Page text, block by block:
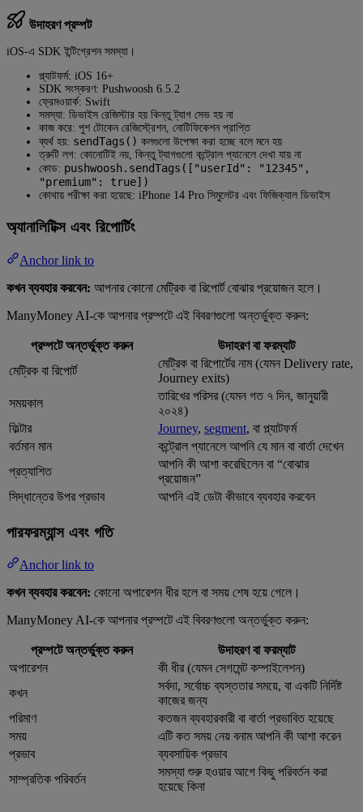
উদাহরণ প্রম্পট
iOS-এ SDK ইন্টিগ্রেশন সমস্যা।
প্ল্যাটফর্ম: iOS 16+
SDK সংস্করণ: Pushwoosh 6.5.2
ফ্রেমওয়ার্ক: Swift
সমস্যা: ডিভাইস রেজিস্টার হয় কিন্তু ট্যাগ সেভ হয় না
কাজ করে: পুশ টোকেন রেজিস্ট্রেশন, নোটিফিকেশন প্রাপ্তি
ব্যর্থ হয়: sendTags() কলগুলো উপেক্ষা করা হচ্ছে বলে মনে হয়
ত্রুটি লগ: কোনোটিই নয়, কিন্তু ট্যাগগুলো কন্ট্রোল প্যানেলে দেখা যায় না
কোড: pushwoosh.sendTags(["userId": "12345",
"premium": true])
কোথায় পরীক্ষা করা হয়েছে: iPhone 14 Pro সিমুলেটর এবং ফিজিক্যাল ডিভাইস
অ্যানালিটিক্স এবং রিপোর্টিং
Anchor link to
কখন ব্যবহার করবেন: আপনার কোনো মেট্রিক বা রিপোর্ট বোঝার প্রয়োজন হলে।
ManyMoney AI-কে আপনার প্রম্পটে এই বিবরণগুলো অন্তর্ভুক্ত করুন:
প্রম্পটে অন্তর্ভুক্ত করুন
উদাহরণ বা ফরম্যাট
মেট্রিক বা রিপোর্ট
মেট্রিক বা রিপোর্টের নাম (যেমন Delivery rate,
Journey exits)
সময়কাল
তারিখের পরিসর (যেমন গত ৭ দিন, জানুয়ারী
২০২৪)
ফিল্টার
Journey, segment, বা প্ল্যাটফর্ম
বর্তমান মান
কন্ট্রোল প্যানেলে আপনি যে মান বা বার্তা দেখেন
প্রত্যাশিত
আপনি কী আশা করেছিলেন বা “বোঝার
প্রয়োজন”
সিদ্ধান্তের উপর প্রভাব
আপনি এই ডেটা কীভাবে ব্যবহার করবেন
পারফরম্যান্স এবং গতি
Anchor link to
কখন ব্যবহার করবেন: কোনো অপারেশন ধীর হলে বা সময় শেষ হয়ে গেলে।
ManyMoney AI-কে আপনার প্রম্পটে এই বিবরণগুলো অন্তর্ভুক্ত করুন:
প্রম্পটে অন্তর্ভুক্ত করুন
উদাহরণ বা ফরম্যাট
অপারেশন
কী ধীর (যেমন সেগমেন্ট কম্পাইলেশন)
কখন
সর্বদা, সর্বোচ্চ ব্যস্ততার সময়ে, বা একটি নির্দিষ্ট
কাজের জন্য
পরিমাণ
কতজন ব্যবহারকারী বা বার্তা প্রভাবিত হয়েছে
সময়
এটি কত সময় নেয় বনাম আপনি কী আশা করেন
প্রভাব
ব্যবসায়িক প্রভাব
সাম্প্রতিক পরিবর্তন
সমস্যা শুরু হওয়ার আগে কিছু পরিবর্তন করা
হয়েছে কিনা